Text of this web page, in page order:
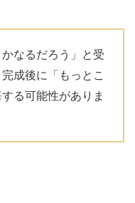
なるだろう」と受
成後に「もっとこ
る可能性がありま